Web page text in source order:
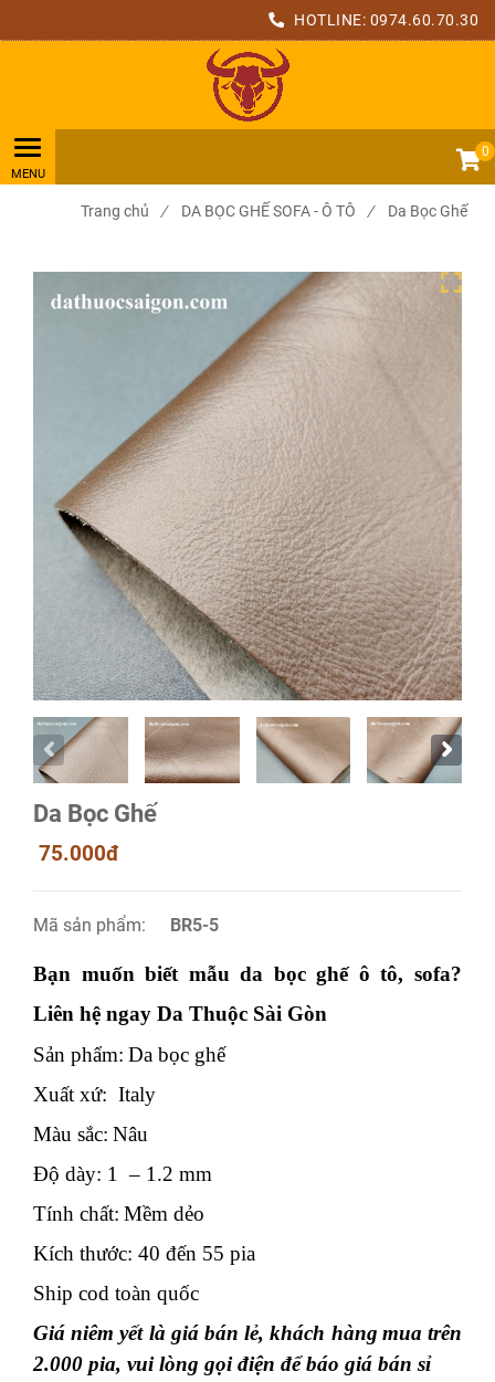
HOTLINE: 0974.60.70.30
0
Trang chủ / DA BỌC GHẾ SOFA - Ô TÔ / Da Bọc Ghế
Da Bọc Ghế
75.000đ
Mã sản phẩm: BR5-5
Bạn muốn biết mẫu da bọc ghế ô tô, sofa?
Liên hệ ngay Da Thuộc Sài Gòn
Sản phẩm: Da bọc ghế
Xuất xứ: Italy
Màu sắc: Nâu
Độ dày: 1 – 1.2 mm
Tính chất: Mềm dẻo
Kích thước: 40 đến 55 pia
Ship cod toàn quốc
Giá niêm yết là giá bán lẻ, khách hàng mua trên
2.000 pia, vui lòng gọi điện để báo giá bán sỉ